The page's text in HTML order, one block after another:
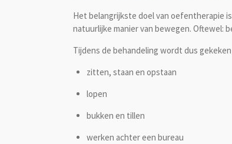
Het belangrijkste doel van oefentherapie
natuurlijke manier van bewegen. Oftewel:
Tijdens de behandeling wordt dus
zitten, staan en opstaan
lopen
bukken en tillen
werken achter een bureau